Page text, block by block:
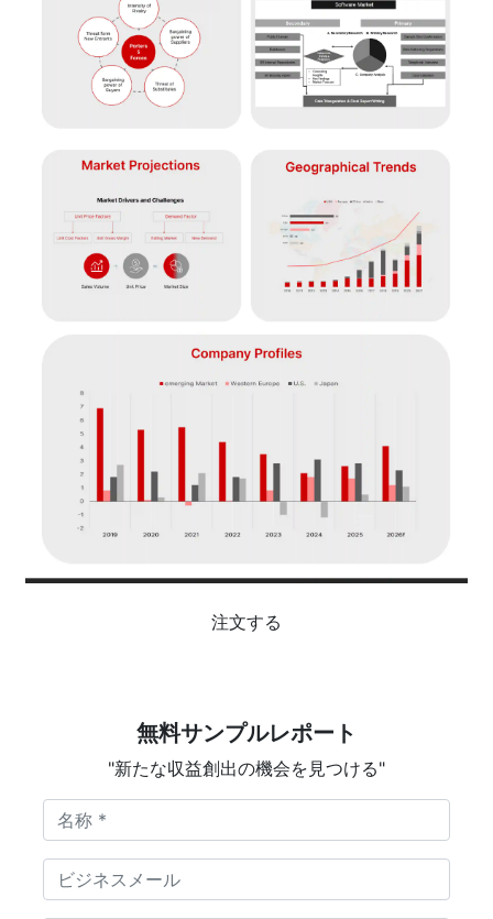
注文する
無料サンプルレポート
"新たな収益創出の機会を見つける"